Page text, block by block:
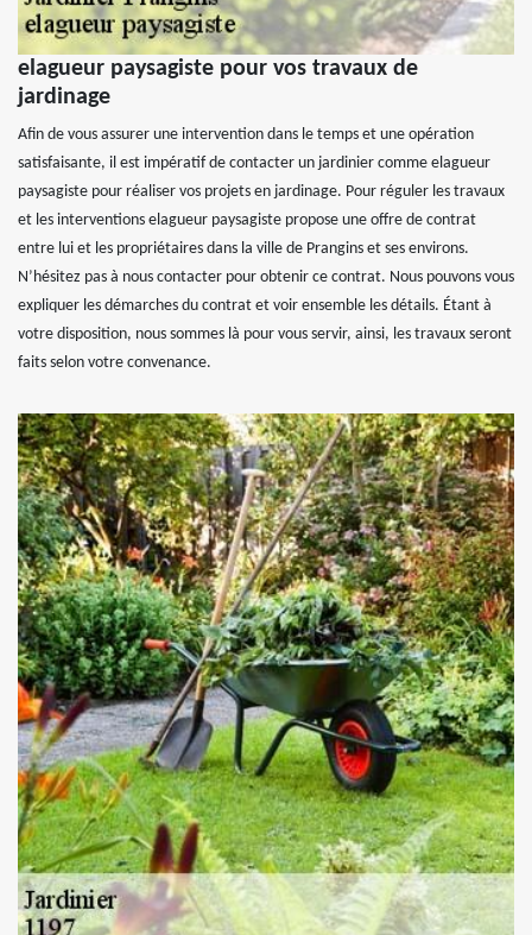
elagueur paysagiste pour vos travaux de
jardinage
Afin de vous assurer une intervention dans le temps et une opération
satisfaisante, il est impératif de contacter un jardinier comme elagueur
paysagiste pour réaliser vos projets en jardinage. Pour réguler les travaux
et les interventions elagueur paysagiste propose une offre de contrat
entre lui et les propriétaires dans la ville de Prangins et ses environs.
N’hésitez pas à nous contacter pour obtenir ce contrat. Nous pouvons vous
expliquer les démarches du contrat et voir ensemble les détails. Étant à
votre disposition, nous sommes là pour vous servir, ainsi, les travaux seront
faits selon votre convenance.